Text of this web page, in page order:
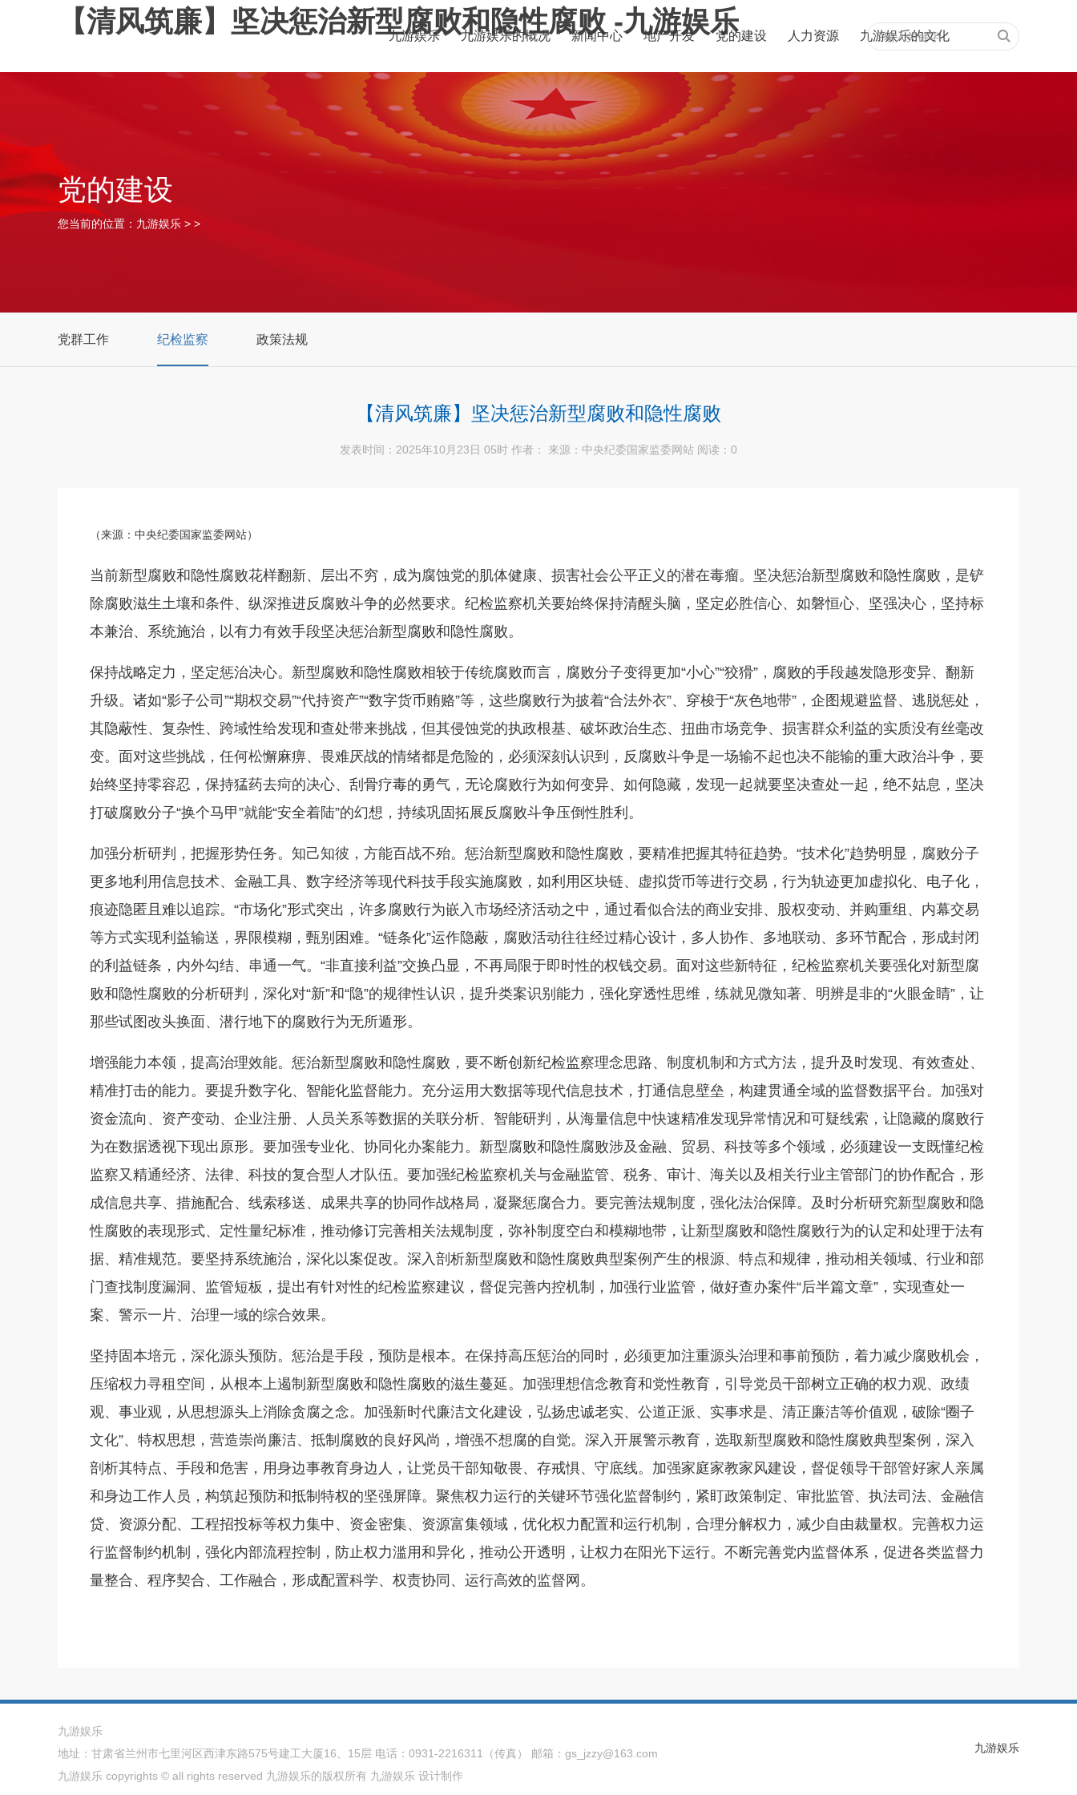
【清风筑廉】坚决惩治新型腐败和隐性腐败 -九游娱乐
九游娱乐 九游娱乐的概况 新闻中心 地产开发 党的建设 人力资源 九游娱乐的文化
党的建设
您当前的位置： 九游娱乐 > >
党群工作 纪检监察 政策法规
【清风筑廉】坚决惩治新型腐败和隐性腐败
发表时间：2025年10月23日 05时 作者： 来源：中央纪委国家监委网站 阅读： 0
（来源：中央纪委国家监委网站）
当前新型腐败和隐性腐败花样翻新、层出不穷，成为腐蚀党的肌体健康、损害社会公平正义的潜在毒瘤。坚决惩治新型腐败和隐性腐败，是铲
除腐败滋生土壤和条件、纵深推进反腐败斗争的必然要求。纪检监察机关要始终保持清醒头脑，坚定必胜信心、如磐恒心、坚强决心，坚持标
本兼治、系统施治，以有力有效手段坚决惩治新型腐败和隐性腐败。
保持战略定力，坚定惩治决心。新型腐败和隐性腐败相较于传统腐败而言，腐败分子变得更加“小心”“狡猾”，腐败的手段越发隐形变异、翻新
升级。诸如“影子公司”“期权交易”“代持资产”“数字货币贿赂”等，这些腐败行为披着“合法外衣”、穿梭于“灰色地带”，企图规避监督、逃脱惩处，
其隐蔽性、复杂性、跨域性给发现和查处带来挑战，但其侵蚀党的执政根基、破坏政治生态、扭曲市场竞争、损害群众利益的实质没有丝毫改
变。面对这些挑战，任何松懈麻痹、畏难厌战的情绪都是危险的，必须深刻认识到，反腐败斗争是一场输不起也决不能输的重大政治斗争，要
始终坚持零容忍，保持猛药去疴的决心、刮骨疗毒的勇气，无论腐败行为如何变异、如何隐藏，发现一起就要坚决查处一起，绝不姑息，坚决
打破腐败分子“换个马甲”就能“安全着陆”的幻想，持续巩固拓展反腐败斗争压倒性胜利。
加强分析研判，把握形势任务。知己知彼，方能百战不殆。惩治新型腐败和隐性腐败，要精准把握其特征趋势。“技术化”趋势明显，腐败分子
更多地利用信息技术、金融工具、数字经济等现代科技手段实施腐败，如利用区块链、虚拟货币等进行交易，行为轨迹更加虚拟化、电子化，
痕迹隐匿且难以追踪。“市场化”形式突出，许多腐败行为嵌入市场经济活动之中，通过看似合法的商业安排、股权变动、并购重组、内幕交易
等方式实现利益输送，界限模糊，甄别困难。“链条化”运作隐蔽，腐败活动往往经过精心设计，多人协作、多地联动、多环节配合，形成封闭
的利益链条，内外勾结、串通一气。“非直接利益”交换凸显，不再局限于即时性的权钱交易。面对这些新特征，纪检监察机关要强化对新型腐
败和隐性腐败的分析研判，深化对“新”和“隐”的规律性认识，提升类案识别能力，强化穿透性思维，练就见微知著、明辨是非的“火眼金睛”，让
那些试图改头换面、潜行地下的腐败行为无所遁形。
增强能力本领，提高治理效能。惩治新型腐败和隐性腐败，要不断创新纪检监察理念思路、制度机制和方式方法，提升及时发现、有效查处、
精准打击的能力。要提升数字化、智能化监督能力。充分运用大数据等现代信息技术，打通信息壁垒，构建贯通全域的监督数据平台。加强对
资金流向、资产变动、企业注册、人员关系等数据的关联分析、智能研判，从海量信息中快速精准发现异常情况和可疑线索，让隐藏的腐败行
为在数据透视下现出原形。要加强专业化、协同化办案能力。新型腐败和隐性腐败涉及金融、贸易、科技等多个领域，必须建设一支既懂纪检
监察又精通经济、法律、科技的复合型人才队伍。要加强纪检监察机关与金融监管、税务、审计、海关以及相关行业主管部门的协作配合，形
成信息共享、措施配合、线索移送、成果共享的协同作战格局，凝聚惩腐合力。要完善法规制度，强化法治保障。及时分析研究新型腐败和隐
性腐败的表现形式、定性量纪标准，推动修订完善相关法规制度，弥补制度空白和模糊地带，让新型腐败和隐性腐败行为的认定和处理于法有
据、精准规范。要坚持系统施治，深化以案促改。深入剖析新型腐败和隐性腐败典型案例产生的根源、特点和规律，推动相关领域、行业和部
门查找制度漏洞、监管短板，提出有针对性的纪检监察建议，督促完善内控机制，加强行业监管，做好查办案件“后半篇文章”，实现查处一
案、警示一片、治理一域的综合效果。
坚持固本培元，深化源头预防。惩治是手段，预防是根本。在保持高压惩治的同时，必须更加注重源头治理和事前预防，着力减少腐败机会，
压缩权力寻租空间，从根本上遏制新型腐败和隐性腐败的滋生蔓延。加强理想信念教育和党性教育，引导党员干部树立正确的权力观、政绩
观、事业观，从思想源头上消除贪腐之念。加强新时代廉洁文化建设，弘扬忠诚老实、公道正派、实事求是、清正廉洁等价值观，破除“圈子
文化”、特权思想，营造崇尚廉洁、抵制腐败的良好风尚，增强不想腐的自觉。深入开展警示教育，选取新型腐败和隐性腐败典型案例，深入
剖析其特点、手段和危害，用身边事教育身边人，让党员干部知敬畏、存戒惧、守底线。加强家庭家教家风建设，督促领导干部管好家人亲属
和身边工作人员，构筑起预防和抵制特权的坚强屏障。聚焦权力运行的关键环节强化监督制约，紧盯政策制定、审批监管、执法司法、金融信
贷、资源分配、工程招投标等权力集中、资金密集、资源富集领域，优化权力配置和运行机制，合理分解权力，减少自由裁量权。完善权力运
行监督制约机制，强化内部流程控制，防止权力滥用和异化，推动公开透明，让权力在阳光下运行。不断完善党内监督体系，促进各类监督力
量整合、程序契合、工作融合，形成配置科学、权责协同、运行高效的监督网。
九游娱乐
地址：甘肃省兰州市七里河区西津东路575号建工大厦16、15层 电话：0931-2216311（传真） 邮箱： gs_jzzy@163.com
九游娱乐 copyrights © all rights reserved 九游娱乐的版权所有 九游娱乐 设计制作
九游娱乐